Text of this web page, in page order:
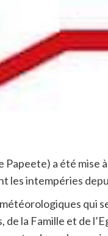
Papeete) a été
les intempéries
qui
la Famille et de